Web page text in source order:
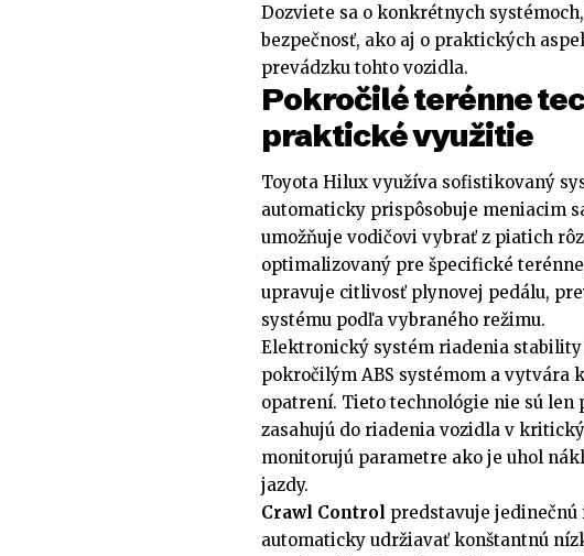
Dozviete sa o konkrétnych
bezpečnosť, ako aj o praktických
prevádzku tohto vozidla.
Pokročilé terénne
praktické využitie
Toyota Hilux využíva sofistikovaný
automaticky prispôsobuje meniacim
umožňuje vodičovi vybrať z piatich
optimalizovaný pre špecifické
upravuje citlivosť plynovej pedálu,
systému podľa vybraného režimu.
Elektronický systém riadenia stability
pokročilým ABS systémom a vytvára
opatrení. Tieto technológie nie sú
zasahujú do riadenia vozidla v
monitorujú parametre ako je uhol
jazdy.
Crawl Control predstavuje
automaticky udržiavať konštantnú